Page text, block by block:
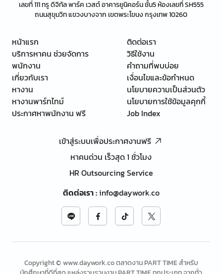
เลขที่ 111 ทรู ดิจิทัล พาร์ค เวสต์ อาคารยูนิคอร์น ชั้น5 ห้องเลขที่ SH555
ถนนสุขุมวิท แขวงบางจาก เขตพระโขนง กรุงเทพ 10260
หน้าแรก
บริการหาคน ช่วยจัดการ
พนักงาน
เกี่ยวกับเรา
หางาน
หางานพาร์ทไทม์
ประกาศหาพนักงาน ฟรี
ติดต่อเรา
วิธีใช้งาน
คำถามที่พบบ่อย
เงื่อนไขและข้อกำหนด
นโยบายความเป็นส่วนตัว
นโยบายการใช้ข้อมูลคุกกี้
Job Index
เข้าสู่ระบบเพื่อประกาศงานฟรี
หาคนด่วน เร็วสุด 1 ชั่วโมง
HR Outsourcing Service
ติดต่อเรา:info@daywork.co
Copyright © www.daywork.co ตลาดงาน PART TIME สำหรับ